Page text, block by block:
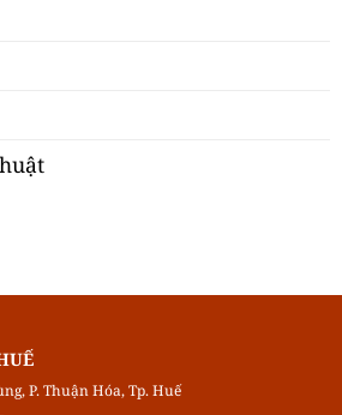
P. Thuận Hóa, Tp. Huế